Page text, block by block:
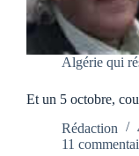
Algérie qui
Et un 5 octobre,
Rédaction
11